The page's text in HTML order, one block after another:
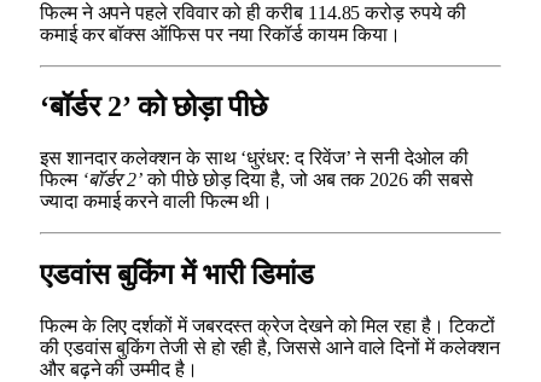
फिल्म ने अपने पहले रविवार को ही करीब 114.85 करोड़ रुपये की
कमाई कर बॉक्स ऑफिस पर नया रिकॉर्ड कायम किया।
‘बॉर्डर 2’ को छोड़ा पीछे
इस शानदार कलेक्शन के साथ ‘धुरंधर: द रिवेंज’ ने सनी देओल की
फिल्म ‘बॉर्डर 2’को पीछे छोड़ दिया है, जो अब तक 2026 की सबसे
ज्यादा कमाई करने वाली फिल्म थी।
एडवांस बुकिंग में भारी डिमांड
फिल्म के लिए दर्शकों में जबरदस्त क्रेज देखने को मिल रहा है। टिकटों
की एडवांस बुकिंग तेजी से हो रही है, जिससे आने वाले दिनों में कलेक्शन
और बढ़ने की उम्मीद है।